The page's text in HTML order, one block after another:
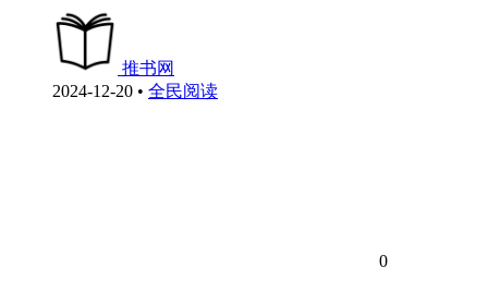
推书网
2024-12-20 • 全民阅读
0